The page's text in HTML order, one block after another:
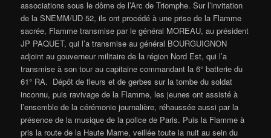
associations sous le dôme de l’Arc de Triomphe. Sur l’invitation
de la SNEMM/UD 52, ils ont procédé à une prise de la Flamme
sacrée, Flamme transmise par le général MOREAU, au président
JP PAQUET, qui l’a transmise au général BOURGUIGNON
adjoint au gouverneur militaire de la région Nord Est, qui l’a
transmise à son tour au capitaine commandant la 6° batterie du
61° RA. Dépôt de fleurs et de gerbes sur la tombe du soldat
inconnu, puis ravivage de la Flamme, les jeunes ont assisté à
l’ensemble de la cérémonie journalière, réhaussée aussi par la
présence de la musique de la police de Paris. Puis la Flamme à
pris la route de la Haute Marne, veillée toute la nuit au sein du